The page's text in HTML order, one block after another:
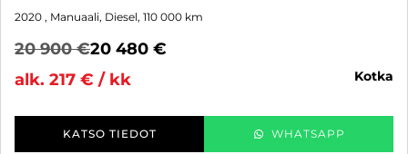
2020 , Manuaali, Diesel, 110 000 km
20 900 €20 480 €
alk. 217 € / kk
kotka
KATSO TIEDOT WHATSAPP